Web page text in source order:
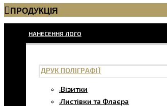
ПРОДУКЦІЯ
НАНЕСЕННЯ ЛОГО
ДРУК ПОЛІГРАФІЇ
Візитки
Листівки та Флаєра